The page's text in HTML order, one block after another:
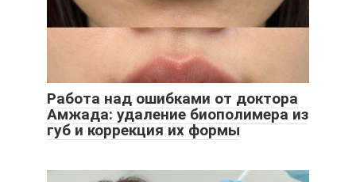
Работа над ошибками от доктора
Амжада: удаление биополимера из
губ и коррекция их формы